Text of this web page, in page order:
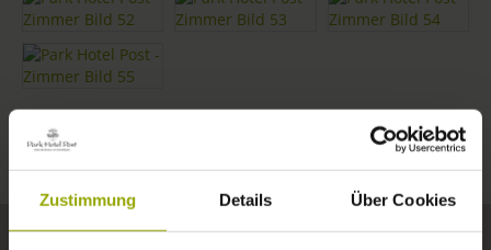
Zustimmung Details Über Cookies